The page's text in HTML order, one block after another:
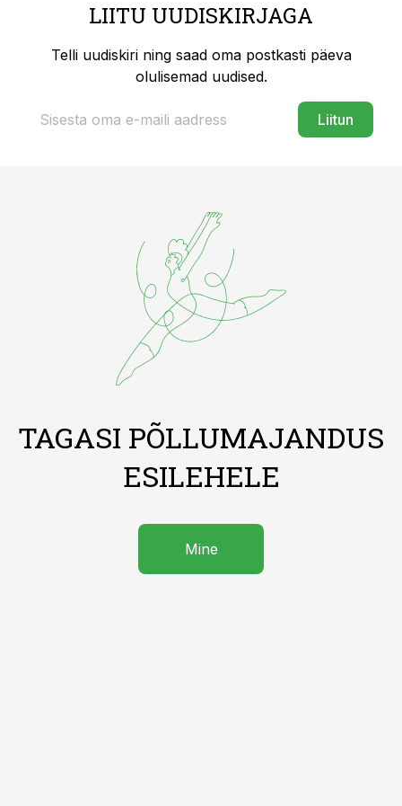
LIITU UUDISKIRJAGA
Telli uudiskiri ning saad oma postkasti päeva
olulisemad uudised.
Liitun
TAGASI PÕLLUMAJANDUS
ESILEHELE
Mine